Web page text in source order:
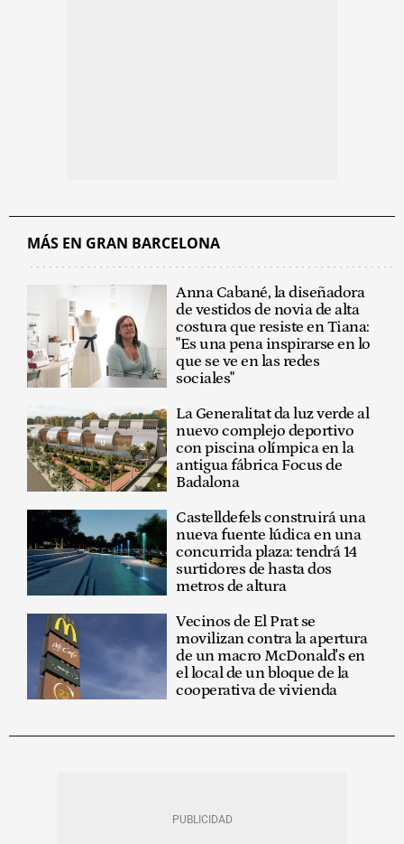
MÁS EN GRAN BARCELONA
Anna Cabané, la diseñadora
de vestidos de novia de alta
costura que resiste en Tiana:
"Es una pena inspirarse en lo
que se ve en las redes
sociales"
La Generalitat da luz verde al
nuevo complejo deportivo
con piscina olímpica en la
antigua fábrica Focus de
Badalona
Castelldefels construirá una
nueva fuente lúdica en una
concurrida plaza: tendrá 14
surtidores de hasta dos
metros de altura
Vecinos de El Prat se
movilizan contra la apertura
de un macro McDonald's en
el local de un bloque de la
cooperativa de vivienda